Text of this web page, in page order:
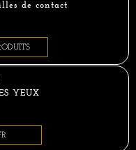
de contact
YEUX